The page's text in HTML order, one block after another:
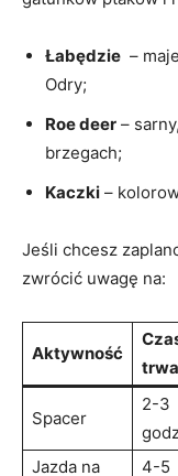
Łabędzie
–
Odry;
Roe⁢ deer –
brzegach;
Kaczki –
Jeśli chcesz
zwrócić⁢ uwagę na:
Aktywność
Spacer
2-3
Jazda na
4-5